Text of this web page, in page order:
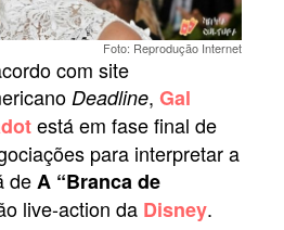
Foto: Reprodução Internet
com site
Deadline,Gal
está em fase final de
para interpretar a
deA “Branca de
live-action da Disney.